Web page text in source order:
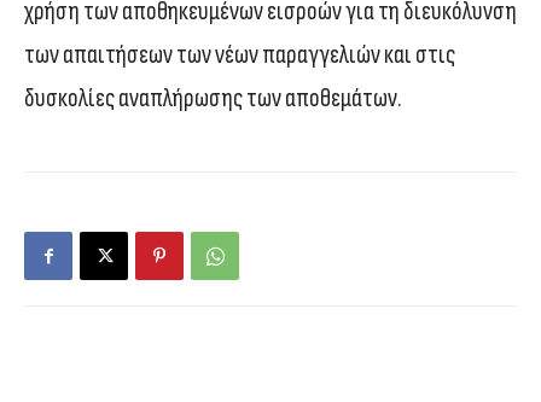
χρήση των αποθηκευμένων εισροών για τη διευκόλυνση
των απαιτήσεων των νέων παραγγελιών και στις
δυσκολίες αναπλήρωσης των αποθεμάτων.